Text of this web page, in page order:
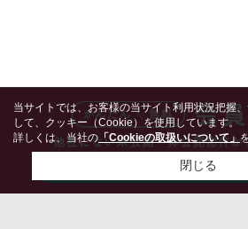
当サイトでは、お客様の当サイト利用状況把握
して、クッキー（Cookie）を使用しています。
詳しくは、当社の「Cookieの取扱いについて」
閉じる